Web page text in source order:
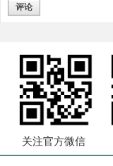
评论
关注官方微信